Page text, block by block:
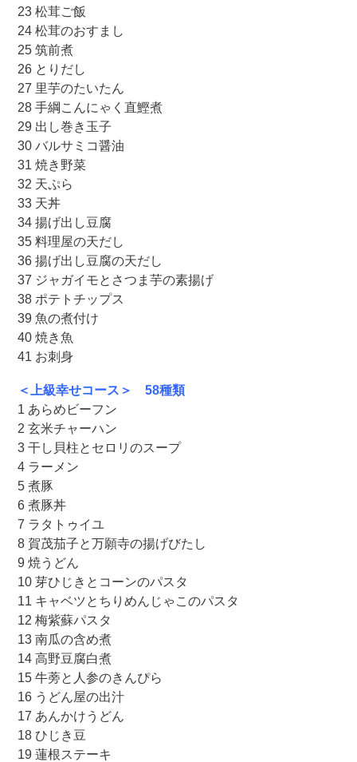
23 松茸ご飯
24 松茸のおすまし
25 筑前煮
26 とりだし
27 里芋のたいたん
28 手綱こんにゃく直鰹煮
29 出し巻き玉子
30 バルサミコ醤油
31 焼き野菜
32 天ぷら
33 天丼
34 揚げ出し豆腐
35 料理屋の天だし
36 揚げ出し豆腐の天だし
37 ジャガイモとさつま芋の素揚げ
38 ポテトチップス
39 魚の煮付け
40 焼き魚
41 お刺身
＜上級幸せコース＞ 58種類
1 あらめビーフン
2 玄米チャーハン
3 干し貝柱とセロリのスープ
4 ラーメン
5 煮豚
6 煮豚丼
7 ラタトゥイユ
8 賀茂茄子と万願寺の揚げびたし
9 焼うどん
10 芽ひじきとコーンのパスタ
11 キャベツとちりめんじゃこのパスタ
12 梅紫蘇パスタ
13 南瓜の含め煮
14 高野豆腐白煮
15 牛蒡と人参のきんぴら
16 うどん屋の出汁
17 あんかけうどん
18 ひじき豆
19 蓮根ステーキ